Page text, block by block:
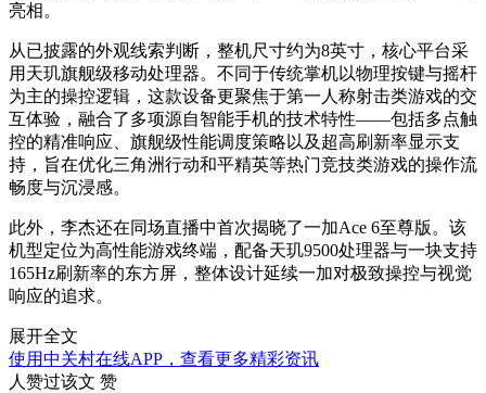
亮相。
从已披露的外观线索判断，整机尺寸约为8英寸，核心平台采
用天玑旗舰级移动处理器。不同于传统掌机以物理按键与摇杆
为主的操控逻辑，这款设备更聚焦于第一人称射击类游戏的交
互体验，融合了多项源自智能手机的技术特性——包括多点触
控的精准响应、旗舰级性能调度策略以及超高刷新率显示支
持，旨在优化三角洲行动和平精英等热门竞技类游戏的操作流
畅度与沉浸感。
此外，李杰还在同场直播中首次揭晓了一加Ace 6至尊版。该
机型定位为高性能游戏终端，配备天玑9500处理器与一块支持
165Hz刷新率的东方屏，整体设计延续一加对极致操控与视觉
响应的追求。
展开全文
使用中关村在线APP，查看更多精彩资讯
人赞过该文 赞